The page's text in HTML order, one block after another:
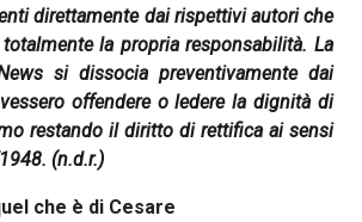
direttamente dai rispettivi autori che
la propria responsabilità. La
si dissocia preventivamente dai
offendere o ledere la dignità di
restando il diritto di rettifica ai sensi
(n.d.r.)
che è di Cesare